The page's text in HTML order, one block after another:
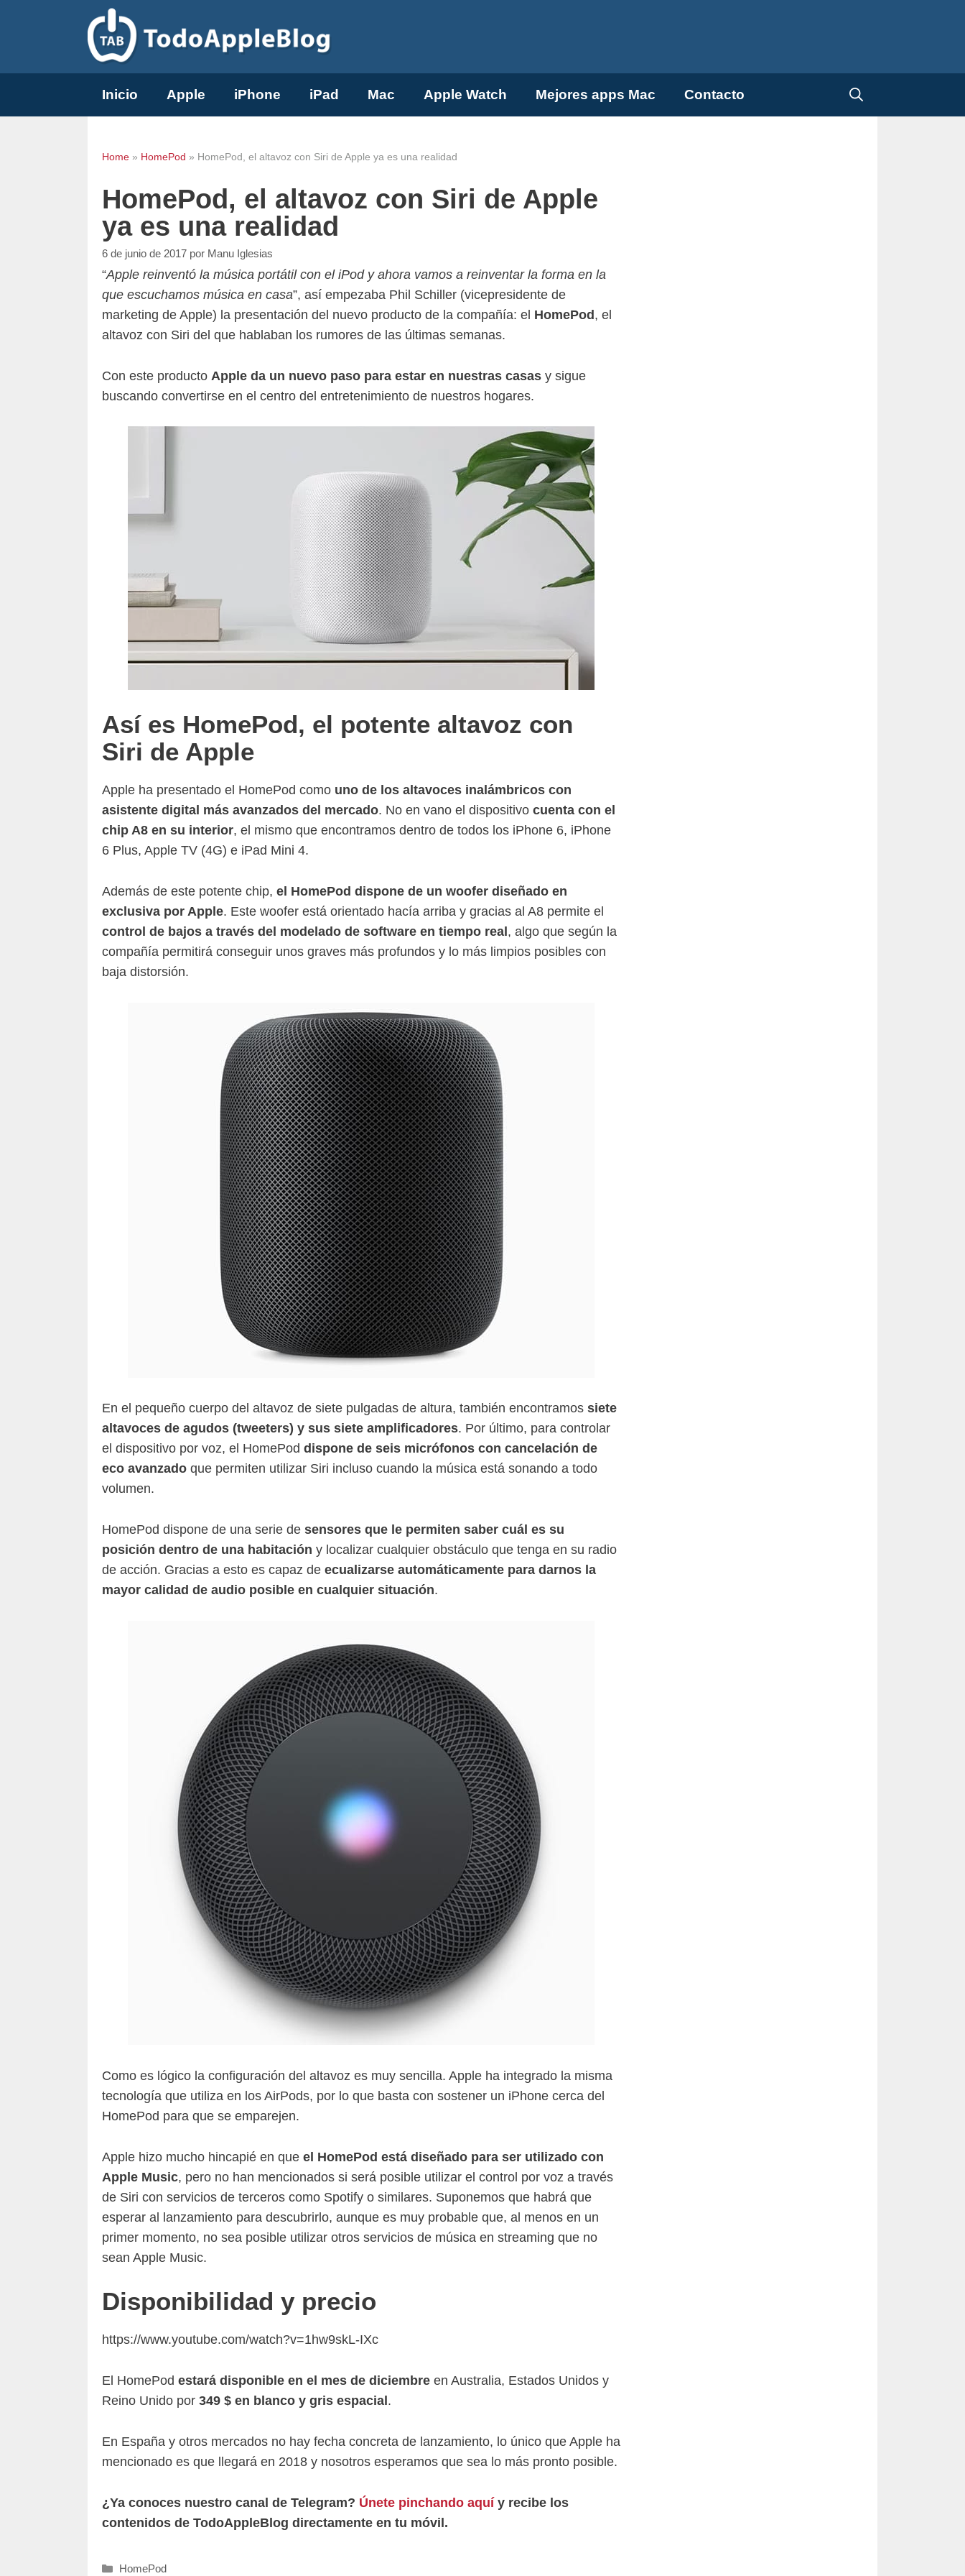
Inicio Apple iPhone iPad Mac Apple Watch Mejores apps Mac Contacto
Home » HomePod » HomePod, el altavoz con Siri de Apple ya es una realidad
HomePod, el altavoz con Siri de Apple
ya es una realidad
6 de junio de 2017 por Manu Iglesias
“Apple reinventó la música portátil con el iPod y ahora vamos a reinventar la forma en la
que escuchamos música en casa”, así empezaba Phil Schiller (vicepresidente de
marketing de Apple) la presentación del nuevo producto de la compañía: el HomePod, el
altavoz con Siri del que hablaban los rumores de las últimas semanas.
Con este producto Apple da un nuevo paso para estar en nuestras casas y sigue
buscando convertirse en el centro del entretenimiento de nuestros hogares.
Así es HomePod, el potente altavoz con
Siri de Apple
Apple ha presentado el HomePod como uno de los altavoces inalámbricos con
asistente digital más avanzados del mercado. No en vano el dispositivo cuenta con el
chip A8 en su interior, el mismo que encontramos dentro de todos los iPhone 6, iPhone
6 Plus, Apple TV (4G) e iPad Mini 4.
Además de este potente chip, el HomePod dispone de un woofer diseñado en
exclusiva por Apple. Este woofer está orientado hacía arriba y gracias al A8 permite el
control de bajos a través del modelado de software en tiempo real, algo que según la
compañía permitirá conseguir unos graves más profundos y lo más limpios posibles con
baja distorsión.
En el pequeño cuerpo del altavoz de siete pulgadas de altura, también encontramos siete
altavoces de agudos (tweeters) y sus siete amplificadores. Por último, para controlar
el dispositivo por voz, el HomePod dispone de seis micrófonos con cancelación de
eco avanzado que permiten utilizar Siri incluso cuando la música está sonando a todo
volumen.
HomePod dispone de una serie de sensores que le permiten saber cuál es su
posición dentro de una habitación y localizar cualquier obstáculo que tenga en su radio
de acción. Gracias a esto es capaz de ecualizarse automáticamente para darnos la
mayor calidad de audio posible en cualquier situación.
Como es lógico la configuración del altavoz es muy sencilla. Apple ha integrado la misma
tecnología que utiliza en los AirPods, por lo que basta con sostener un iPhone cerca del
HomePod para que se emparejen.
Apple hizo mucho hincapié en que el HomePod está diseñado para ser utilizado con
Apple Music, pero no han mencionados si será posible utilizar el control por voz a través
de Siri con servicios de terceros como Spotify o similares. Suponemos que habrá que
esperar al lanzamiento para descubrirlo, aunque es muy probable que, al menos en un
primer momento, no sea posible utilizar otros servicios de música en streaming que no
sean Apple Music.
Disponibilidad y precio
https://www.youtube.com/watch?v=1hw9skL-IXc
El HomePod estará disponible en el mes de diciembre en Australia, Estados Unidos y
Reino Unido por 349 $ en blanco y gris espacial .
En España y otros mercados no hay fecha concreta de lanzamiento, lo único que Apple ha
mencionado es que llegará en 2018 y nosotros esperamos que sea lo más pronto posible.
¿Ya conoces nuestro canal de Telegram? Únete pinchando aquíy recibe los
contenidos de TodoAppleBlog directamente en tu móvil.
Categorías
HomePod